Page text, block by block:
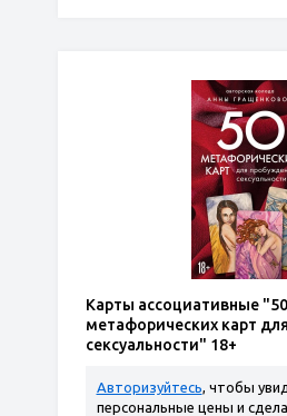
Карты ассоциативные "50
метафорических карт
сексуальности" 18+
Авторизуйтесь, чтобы
персональные цены и